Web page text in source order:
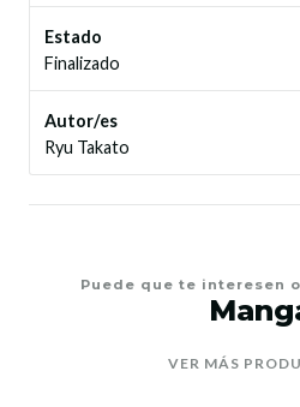
Estado
Finalizado
Autor/es
Ryu Takato
Puede que te interesen
VER MÁS